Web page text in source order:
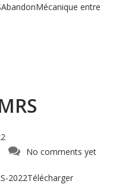
entre
No comments yet
2022Télécharger